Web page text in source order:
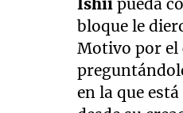
Ishii pueda
bloque le
Motivo por el
en la que